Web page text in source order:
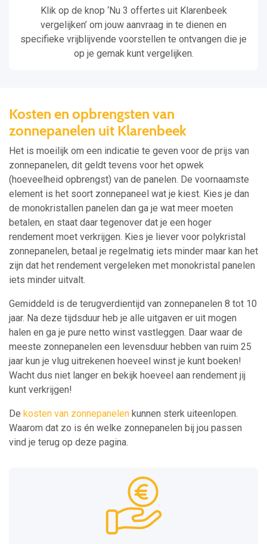
Klik op de knop ‘Nu 3 offertes uit Klarenbeek
vergelijken’ om jouw aanvraag in te dienen en
specifieke vrijblijvende voorstellen te ontvangen die je
op je gemak kunt vergelijken.
Kosten en opbrengsten van
zonnepanelen uit Klarenbeek
Het is moeilijk om een indicatie te geven voor de prijs van
zonnepanelen, dit geldt tevens voor het opwek
(hoeveelheid opbrengst) van de panelen. De voornaamste
element is het soort zonnepaneel wat je kiest. Kies je dan
de monokristallen panelen dan ga je wat meer moeten
betalen, en staat daar tegenover dat je een hoger
rendement moet verkrijgen. Kies je liever voor polykristal
zonnepanelen, betaal je regelmatig iets minder maar kan het
zijn dat het rendement vergeleken met monokristal panelen
iets minder uitvalt.
Gemiddeld is de terugverdientijd van zonnepanelen 8 tot 10
jaar. Na deze tijdsduur heb je alle uitgaven er uit mogen
halen en ga je pure netto winst vastleggen. Daar waar de
meeste zonnepanelen een levensduur hebben van ruim 25
jaar kun je vlug uitrekenen hoeveel winst je kunt boeken!
Wacht dus niet langer en bekijk hoeveel aan rendement jij
kunt verkrijgen!
De kosten van zonnepanelen kunnen sterk uiteenlopen.
Waarom dat zo is én welke zonnepanelen bij jou passen
vind je terug op deze pagina.